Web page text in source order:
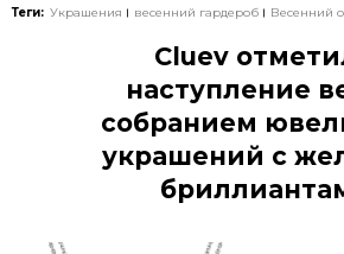
Теги: Украшения весенний гардероб Весенний
Cluev
наступление
собранием
украшений с